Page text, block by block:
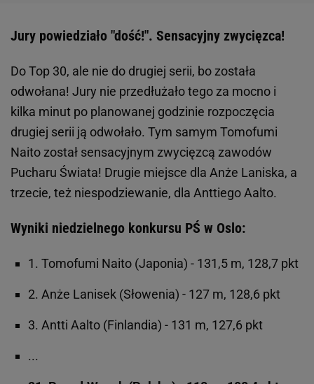
Jury powiedziało "dość!". Sensacyjny zwycięzca!
Do Top 30, ale nie do drugiej serii, bo została
odwołana! Jury nie przedłużało tego za mocno i
kilka minut po planowanej godzinie rozpoczęcia
drugiej serii ją odwołało. Tym samym Tomofumi
Naito został sensacyjnym zwycięzcą zawodów
Pucharu Świata! Drugie miejsce dla Anże Laniska, a
trzecie, też niespodziewanie, dla Anttiego Aalto.
Wyniki niedzielnego konkursu PŚ w Oslo:
1. Tomofumi Naito (Japonia) - 131,5 m, 128,7 pkt
2. Anże Lanisek (Słowenia) - 127 m, 128,6 pkt
3. Antti Aalto (Finlandia) - 131 m, 127,6 pkt
...